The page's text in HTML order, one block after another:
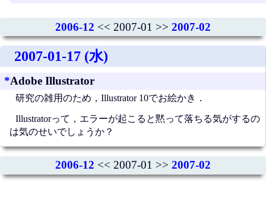
2006-12 << 2007-01 >> 2007-02
2007-01-17 (水)
*Adobe Illustrator
研究の雑用のため，Illustrator 10でお絵かき．
Illustratorって，エラーが起こると黙って落ちる気がするの
は気のせいでしょうか？
2006-12 << 2007-01 >> 2007-02